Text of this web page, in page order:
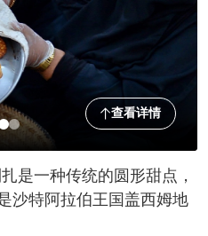
查看详情
是一种传统的圆形甜点，
沙特阿拉伯王国盖西姆地